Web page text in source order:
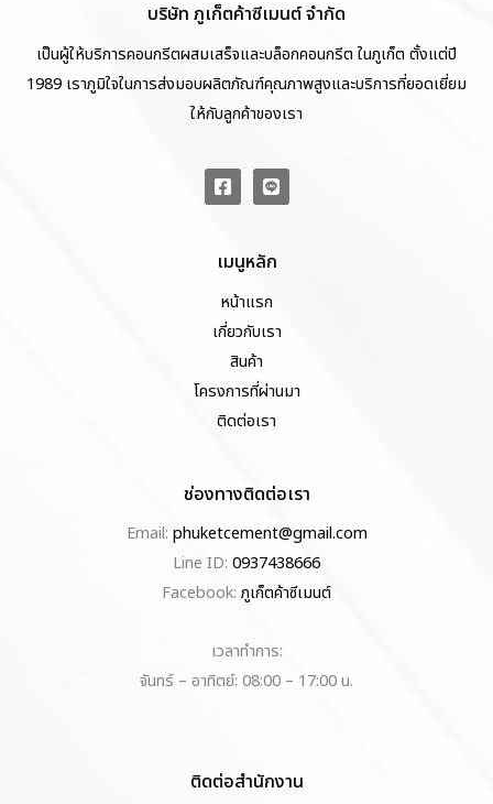
บริษัท ภูเก็ตค้าซีเมนต์ จำกัด
เป็นผู้ให้บริการคอนกรีตผสมเสร็จและบล็อกคอนกรีต ในภูเก็ต ตั้งแต่ปี
1989 เราภูมิใจในการส่งมอบผลิตภัณฑ์คุณภาพสูงและบริการที่ยอดเยี่ยม
ให้กับลูกค้าของเรา
เมนูหลัก
หน้าแรก
เกี่ยวกับเรา
สินค้า
โครงการที่ผ่านมา
ติดต่อเรา
ช่องทางติดต่อเรา
Email: phuketcement@gmail.com
Line ID: 0937438666
Facebook: ภูเก็ตค้าซีเมนต์
เวลาทำการ:
จันทร์ – อาทิตย์: 08:00 – 17:00 น.
ติดต่อสำนักงาน